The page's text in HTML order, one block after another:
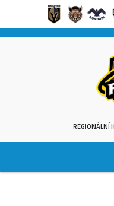
Skip
REGIONÁLNÍ